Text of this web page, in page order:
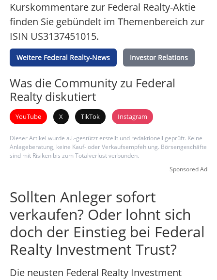
Kurskommentare zur Federal Realty-Aktie
finden Sie gebündelt im Themenbereich zur
ISIN US3137451015.
Weitere Federal Realty-News Investor Relations
Was die Community zu Federal
Realty diskutiert
YouTube X TikTok Instagram
Dieser Artikel wurde a.i.-gestützt erstellt und redaktionell geprüft. Keine
Anlageberatung, keine Kauf- oder Verkaufsempfehlung. Börsengeschäfte
sind mit Risiken bis zum Totalverlust verbunden.
Sponsored Ad
Sollten Anleger sofort
verkaufen? Oder lohnt sich
doch der Einstieg bei Federal
Realty Investment Trust?
Die neusten Federal Realty Investment